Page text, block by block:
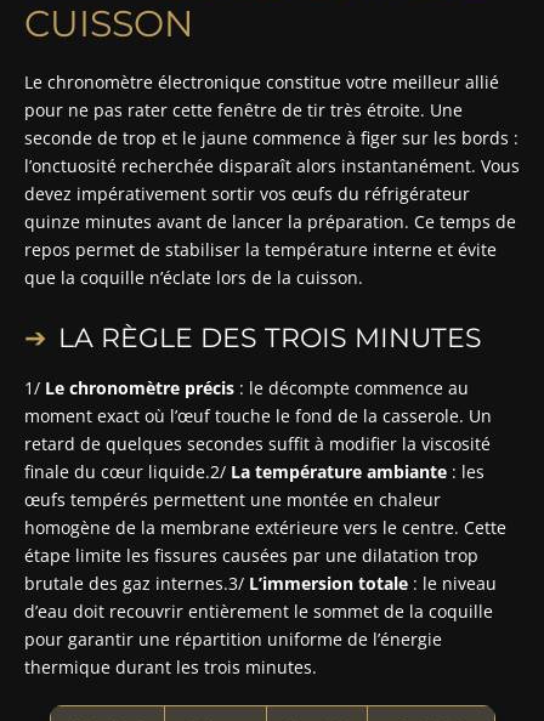
CUISSON
Le chronomètre électronique constitue votre meilleur allié
pour ne pas rater cette fenêtre de tir très étroite. Une
seconde de trop et le jaune commence à figer sur les bords :
l’onctuosité recherchée disparaît alors instantanément. Vous
devez impérativement sortir vos œufs du réfrigérateur
quinze minutes avant de lancer la préparation. Ce temps de
repos permet de stabiliser la température interne et évite
que la coquille n’éclate lors de la cuisson.
LA RÈGLE DES TROIS MINUTES
1/ Le chronomètre précis : le décompte commence au
moment exact où l’œuf touche le fond de la casserole. Un
retard de quelques secondes suffit à modifier la viscosité
finale du cœur liquide.2/ La température ambiante : les
œufs tempérés permettent une montée en chaleur
homogène de la membrane extérieure vers le centre. Cette
étape limite les fissures causées par une dilatation trop
brutale des gaz internes.3/ L’immersion totale : le niveau
d’eau doit recouvrir entièrement le sommet de la coquille
pour garantir une répartition uniforme de l’énergie
thermique durant les trois minutes.